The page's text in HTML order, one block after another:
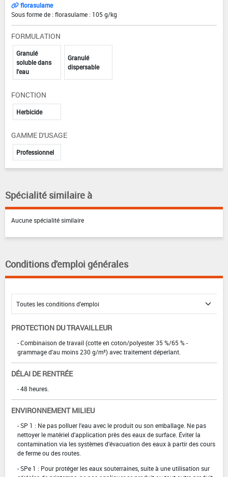
florasulame
Sous forme de : florasulame : 105 g/kg
FORMULATION
Granulé
soluble dans
l'eau
Granulé
dispersable
FONCTION
Herbicide
GAMME D'USAGE
Professionnel
Spécialité similaire à
Aucune spécialité similaire
Conditions d'emploi générales
PROTECTION DU TRAVAILLEUR
- Combinaison de travail (cotte en coton/polyester 35 %/65 % -
grammage d'au moins 230 g/m²) avec traitement déperlant.
DÉLAI DE RENTRÉE
- 48 heures.
ENVIRONNEMENT MILIEU
- SP 1 : Ne pas polluer l'eau avec le produit ou son emballage. Ne pas
nettoyer le matériel d'application près des eaux de surface. Éviter la
contamination via les systèmes d'évacuation des eaux à partir des cours
de ferme ou des routes.
- SPe 1 : Pour protéger les eaux souterraines, suite à une utilisation sur